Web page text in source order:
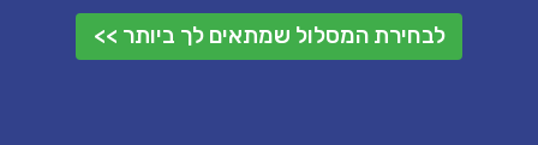
לבחירת המסלול שמתאים לך ביותר >>